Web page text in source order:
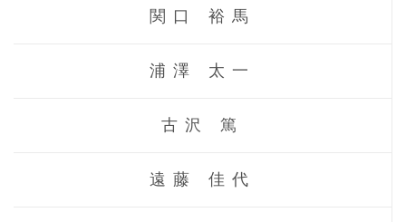
関口 裕馬
浦澤 太一
古沢 篤
遠藤 佳代